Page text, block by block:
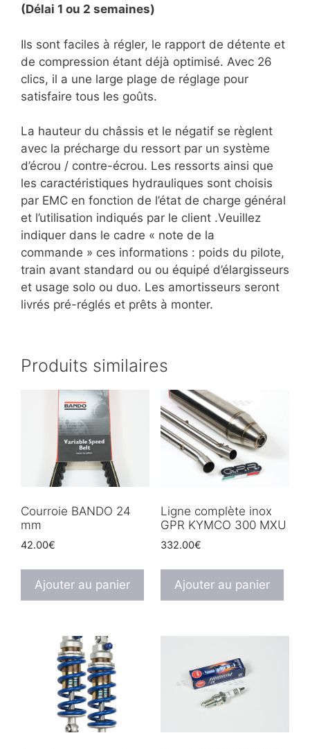
(Délai 1 ou 2 semaines)
Ils sont faciles à régler, le rapport de détente et
de compression étant déjà optimisé. Avec 26
clics, il a une large plage de réglage pour
satisfaire tous les goûts.
La hauteur du châssis et le négatif se règlent
avec la précharge du ressort par un système
d’écrou / contre-écrou. Les ressorts ainsi que
les caractéristiques hydrauliques sont choisis
par EMC en fonction de l’état de charge général
et l’utilisation indiqués par le client .Veuillez
indiquer dans le cadre « note de la
commande » ces informations : poids du pilote,
train avant standard ou ou équipé d’élargisseurs
et usage solo ou duo. Les amortisseurs seront
livrés pré-réglés et prêts à monter.
Produits similaires
Courroie BANDO 24
mm
42.00€
Ajouter au panier
Ligne complète inox
GPR KYMCO 300 MXU
332.00€
Ajouter au panier